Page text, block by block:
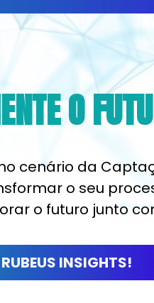
O
cenário da
o seu
o futuro junto
INSIGHTS!